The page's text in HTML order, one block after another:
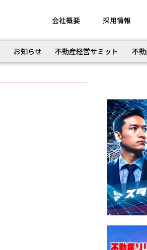
会社概要 採用情報
お知らせ 不動産経営サミット 不